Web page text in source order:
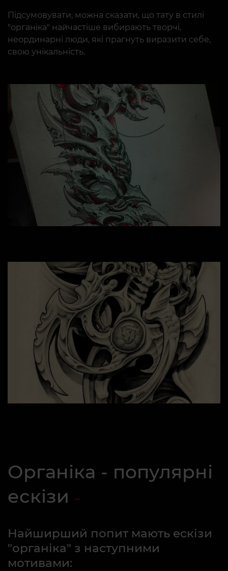
Підсумовувати, можна сказати, що тату в стилі
"органіка" найчастіше вибирають творчі,
неординарні люди, які прагнуть виразити себе,
свою унікальність.
Органіка - популярні
ескізи
Найширший попит мають ескізи
"органіка" з наступними
мотивами: